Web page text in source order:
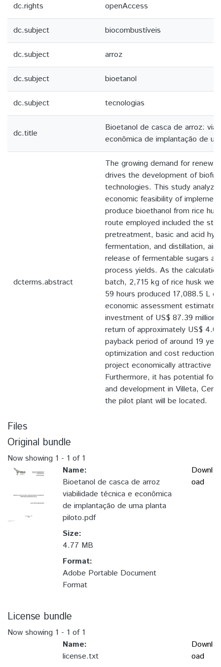
dc.rights openAccess
dc.subject biocombustíveis
dc.subject arroz
dc.subject bioetanol
dc.subject tecnologias
dc.title
Bioetanol de casca de arroz:
econômica de implantação de
dcterms.abstract
The growing demand for
drives the development of
technologies. This study
economic feasibility of
produce bioethanol from rice
route employed included the
pretreatment, basic and acid
fermentation, and distillation,
release of fermentable sugars
process yields. As the
batch, 2,715 kg of rice husk
59 hours produced 17,088.5 L
economic assessment
investment of US$ 87.39 million,
return of approximately US$
payback period of around 19
optimization and cost reduction
project economically attractive
Furthermore, it has potential for
and development in Villeta,
the pilot plant will be located.
Files
Original bundle
Now showing 1 - 1 of 1
Name:
Bioetanol de casca de arroz
viabilidade técnica e econômica
de implantação de uma planta
piloto.pdf
Size:
4.77 MB
Format:
Adobe Portable Document
Format
Downl
oad
License bundle
Now showing 1 - 1 of 1
Name:
license.txt
Downl
oad